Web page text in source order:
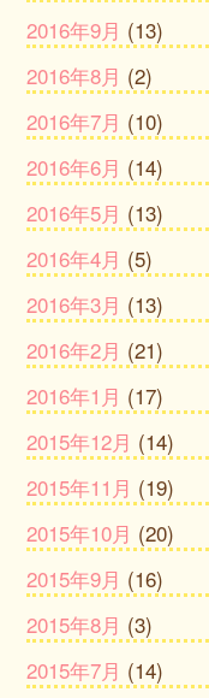
2016年9月 (13)
2016年8月 (2)
2016年7月 (10)
2016年6月 (14)
2016年5月 (13)
2016年4月 (5)
2016年3月 (13)
2016年2月 (21)
2016年1月 (17)
2015年12月 (14)
2015年11月 (19)
2015年10月 (20)
2015年9月 (16)
2015年8月 (3)
2015年7月 (14)